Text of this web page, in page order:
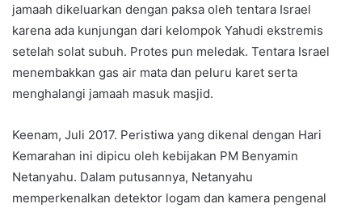
jamaah dikeluarkan dengan paksa oleh tentara Israel
karena ada kunjungan dari kelompok Yahudi ekstremis
setelah solat subuh. Protes pun meledak. Tentara Israel
menembakkan gas air mata dan peluru karet serta
menghalangi jamaah masuk masjid.
Keenam, Juli 2017. Peristiwa yang dikenal dengan Hari
Kemarahan ini dipicu oleh kebijakan PM Benyamin
Netanyahu. Dalam putusannya, Netanyahu
memperkenalkan detektor logam dan kamera pengenal